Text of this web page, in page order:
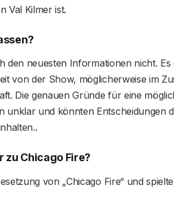
Val Kilmer ist.
den neuesten Informationen nicht. Es
von der Show, möglicherweise im
Die genauen Gründe für eine
unklar und könnten Entscheidungen
zu Chicago Fire?
von „Chicago Fire“ und